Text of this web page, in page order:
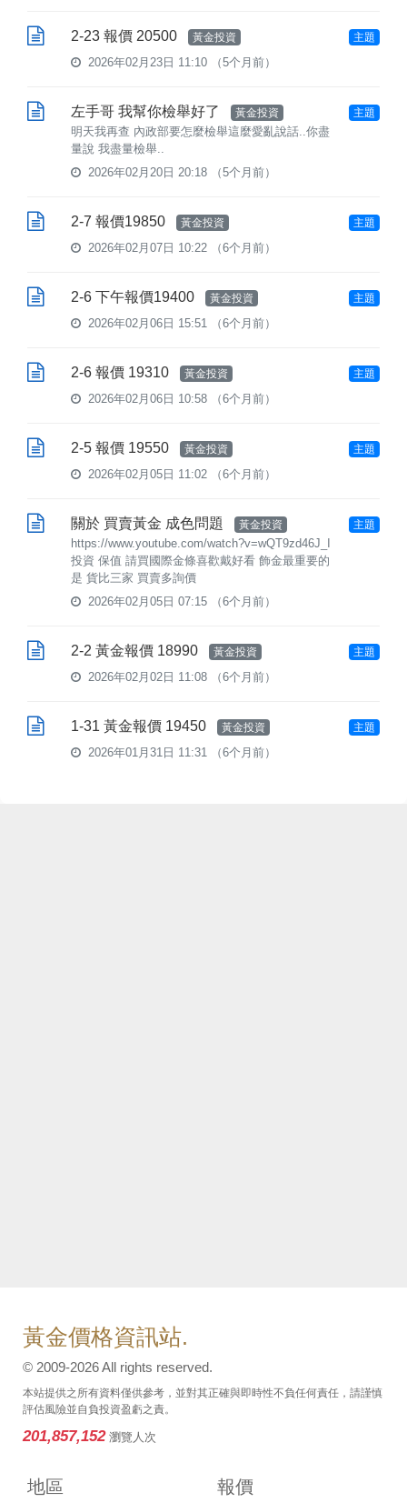
2-23 報價 20500 黃金投資
2026年02月23日 11:10 （5个月前）
主題
左手哥 我幫你檢舉好了 黃金投資
明天我再查 內政部要怎麼檢舉這麼愛亂說話..你盡
量說 我盡量檢舉..
2026年02月20日 20:18
（5个月前）
主題
2-7 報價19850 黃金投資
2026年02月07日 10:22 （6个月前）
主題
2-6 下午報價19400 黃金投資
2026年02月06日 15:51 （6个月前）
主題
2-6 報價 19310 黃金投資
2026年02月06日 10:58 （6个月前）
主題
2-5 報價 19550 黃金投資
2026年02月05日 11:02 （6个月前）
主題
關於 買賣黃金 成色問題 黃金投資
https://www.youtube.com/watch?v=wQT9zd46J_I
投資 保值 請買國際金條喜歡戴好看 飾金最重要的
是 貨比三家 買賣多詢價
2026年02月05日 07:15
（6个月前）
主題
2-2 黃金報價 18990 黃金投資
2026年02月02日 11:08 （6个月前）
主題
1-31 黃金報價 19450 黃金投資
2026年01月31日 11:31 （6个月前）
主題
黃金價格資訊站.
© 2009-2026 All rights reserved.
本站提供之所有資料僅供參考，並對其正確與即時性不負任何責任，請謹慎
評估風險並自負投資盈虧之責。
201,857,152 瀏覽人次
地區 報價